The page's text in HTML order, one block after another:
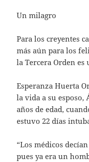
Un milagro
Para los creyentes
más aún para los
la Tercera Orden
Esperanza Huerta
la vida a su esposo,
años de edad,
estuvo 22 días
“Los médicos
pues ya era un